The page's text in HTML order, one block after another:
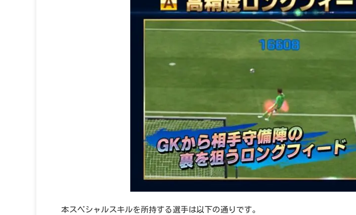
本スペシャルスキルを所持する選手は以下の通りです。